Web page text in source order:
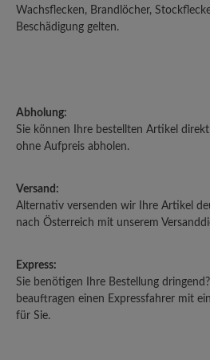
Wachsflecken, Brandlöcher,
Beschädigung gelten.
Abholung:
Sie können Ihre bestellten Artikel
ohne Aufpreis abholen.
Versand:
Alternativ versenden wir Ihre Artikel
nach Österreich mit unserem
Express:
Sie benötigen Ihre Bestellung
beauftragen einen Expressfahrer mit
für Sie.